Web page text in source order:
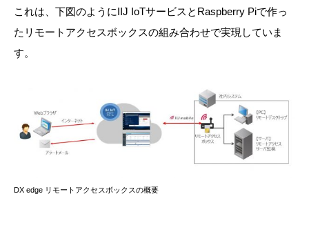
これは、下図のようにIIJ IoTサービスとRaspberry Piで作っ
たリモートアクセスボックスの組み合わせで実現していま
す。
DX edge リモートアクセスボックスの概要